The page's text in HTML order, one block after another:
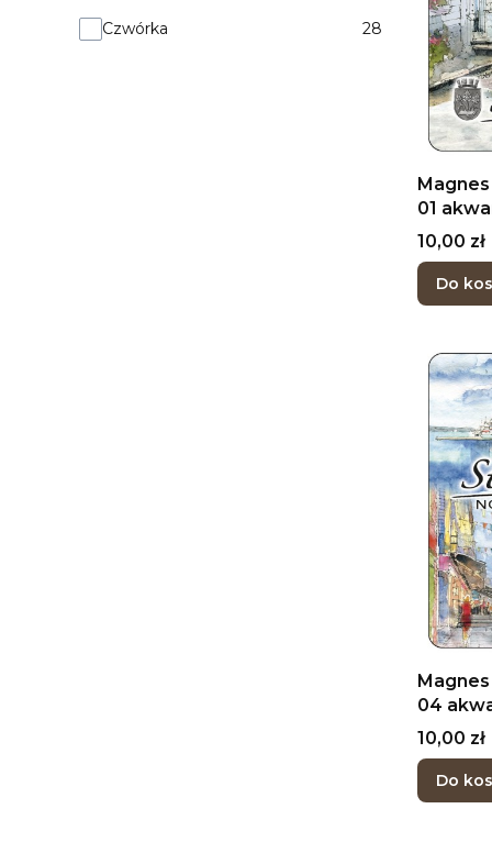
Marka
Czwórka 28
01
Cena
10,00 zł
Do
04
Cena
10,00 zł
Do